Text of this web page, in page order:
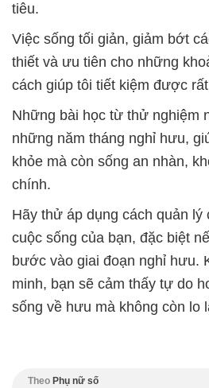
tiêu.
Việc sống tối giản, giảm bớt
thiết và ưu tiên cho những
cách giúp tôi tiết kiệm được
Những bài học từ thử nghiệm
những năm tháng nghỉ hưu,
khỏe mà còn sống an nhàn,
chính.
Hãy thử áp dụng cách quản lý
cuộc sống của bạn, đặc biệt
bước vào giai đoạn nghỉ hưu.
minh, bạn sẽ cảm thấy tự do
sống về hưu mà không còn lo
Theo Phụ nữ số